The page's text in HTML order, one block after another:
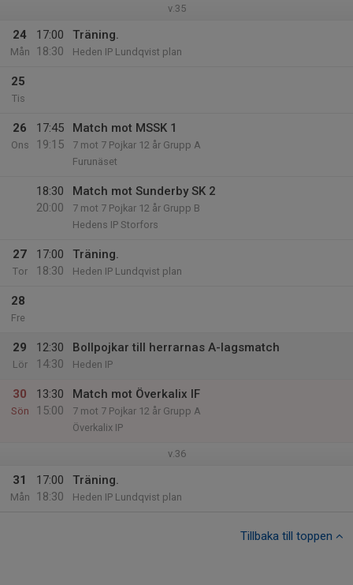
v.35
24
Mån
17:00
18:30
Träning.
Heden IP Lundqvist plan
25
Tis
26
Ons
17:45
19:15
Match mot MSSK 1
7 mot 7 Pojkar 12 år Grupp A
Furunäset
18:30
20:00
Match mot Sunderby SK 2
7 mot 7 Pojkar 12 år Grupp B
Hedens IP Storfors
27
Tor
17:00
18:30
Träning.
Heden IP Lundqvist plan
28
Fre
29
Lör
12:30
14:30
Bollpojkar till herrarnas A-lagsmatch
Heden IP
30
Sön
13:30
15:00
Match mot Överkalix IF
7 mot 7 Pojkar 12 år Grupp A
Överkalix IP
v.36
31
Mån
17:00
18:30
Träning.
Heden IP Lundqvist plan
Tillbaka till toppen